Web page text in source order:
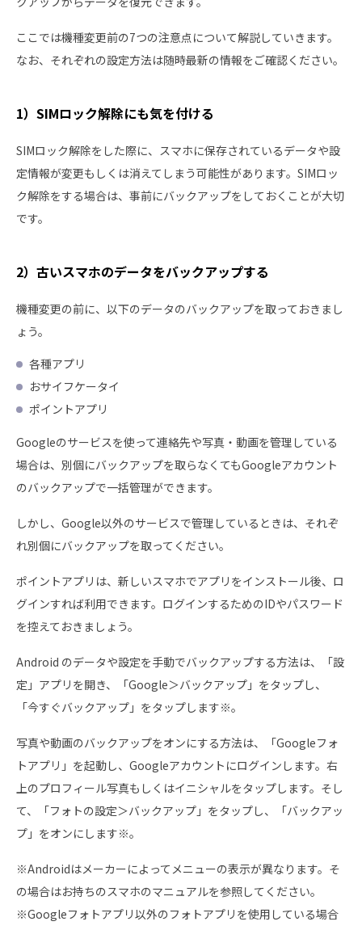
ここでは機種変更前の7つの注意点について解説していきます。
なお、それぞれの設定方法は随時最新の情報をご確認ください。
1）SIMロック解除にも気を付ける
SIMロック解除をした際に、スマホに保存されているデータや設
定情報が変更もしくは消えてしまう可能性があります。SIMロッ
ク解除をする場合は、事前にバックアップをしておくことが大切
です。
2）古いスマホのデータをバックアップする
機種変更の前に、以下のデータのバックアップを取っておきまし
ょう。
各種アプリ
おサイフケータイ
ポイントアプリ
Googleのサービスを使って連絡先や写真・動画を管理している
場合は、別個にバックアップを取らなくてもGoogleアカウント
のバックアップで一括管理ができます。
しかし、Google以外のサービスで管理しているときは、それぞ
れ別個にバックアップを取ってください。
ポイントアプリは、新しいスマホでアプリをインストール後、ロ
グインすれば利用できます。ログインするためのIDやパスワード
を控えておきましょう。
Android のデータや設定を手動でバックアップする方法は、「設
定」アプリを開き、「Google＞バックアップ」をタップし、
「今すぐバックアップ」をタップします※。
写真や動画のバックアップをオンにする方法は、「Googleフォ
トアプリ」を起動し、Googleアカウントにログインします。右
上のプロフィール写真もしくはイニシャルをタップします。そし
て、「フォトの設定＞バックアップ」をタップし、「バックアッ
プ」をオンにします※。
※Androidはメーカーによってメニューの表示が異なります。そ
の場合はお持ちのスマホのマニュアルを参照してください。
※Googleフォトアプリ以外のフォトアプリを使用している場合